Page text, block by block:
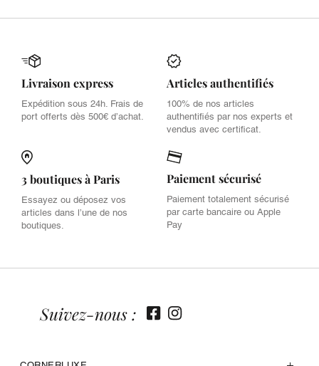
Livraison express
Expédition sous 24h. Frais de
port offerts dès 500€ d’achat.
Articles authentifiés
100% de nos articles
authentifiés par nos experts et
vendus avec certificat.
3 boutiques à Paris
Essayez ou déposez vos
articles dans l’une de nos
boutiques.
Paiement sécurisé
Paiement totalement sécurisé
par carte bancaire ou Apple
Pay
Suivez-nous :